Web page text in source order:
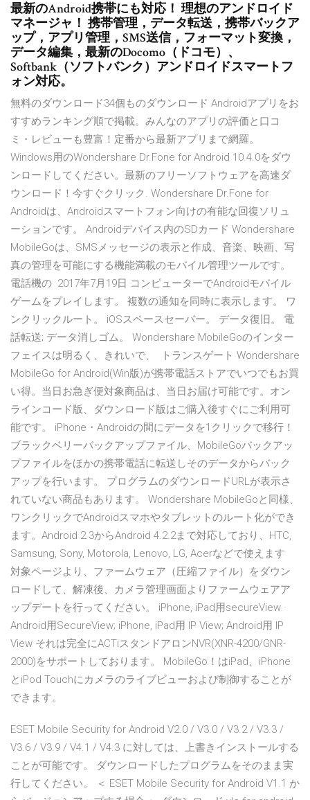
最新のAndroid携帯にも対応！ 理想のアンドロイド
マネージャ！ 携帯管理，データ転送，携帯バックア
ップ，アプリ管理，SMS送信，フォーマット変換，
データ編集，最新のDocomo（ドコモ）、
Softbank（ソフトバンク）アンドロイドスマートフ
ォン対応。
無料のダウンロード34個ものダウンロード Androidアプリをお
すすめランキング順で掲載。みんなのアプリの評価と口コ
ミ・レビューも豊富！定番から最新アプリまで網羅。
Windows用のWondershare Dr.Fone for Android 10.4.0をダウ
ンロードしてください。最新のフリーソフトウェアを高速ダ
ウンロード！今すぐクリック. Wondershare Dr.Fone for
Androidは、Androidスマートフォン向けの有能な回復ソリュ
ーションです。 Androidデバイス内のSDカード Wondershare
MobileGoは、SMSメッセージの表示と作成、音楽、映画、写
真の管理を可能にする機能満載のモバイル管理ツールです。
電話機の 2017年7月19日 コンピューターでAndroidモバイル
ゲームをプレイします。 複数の通知を同時に表示します。 ワ
ンクリックルート。 iOSスペースセーバー。 データ復旧。 電
話転送; データ消しゴム。 Wondershare MobileGoのインター
フェイスは明るく、きれいで、 トランスゲート Wondershare
MobileGo for Android(Win版)が携帯電話ストアでいつでもお買
い得。当日お急ぎ便対象商品は、当日お届け可能です。オン
ラインコード版、ダウンロード版はご購入後すぐにご利用可
能です。 iPhone・Androidの間にデータを1クリックで移行！
ブラックベリーバックアップファイル、MobileGoバックアッ
プファイルをほかの携帯電話に転送しそのデータからバック
アップを行います。 プログラムのダウンロードURLが表示さ
れていない商品もあります。 Wondershare MobileGoと同様、
ワンクリックでAndroidスマホやタブレットのルート化ができ
ます。Android 2.3からAndroid 4.2.2まで対応しており、HTC,
Samsung, Sony, Motorola, Lenovo, LG, Acerなどで使えます
対象ページより、ファームウェア（圧縮ファイル）をダウン
ロードして、解凍後、カメラ管理画面よりファームウェアア
ップデートを行ってください。 iPhone, iPad用secureView ·
Android用SecureView; iPhone, iPad用 IP View; Android用 IP
View それは完全にACTiスタンドアロンNVR(XNR-4200/GNR-
2000)をサポートしております。 MobileGo！はiPad、iPhone
とiPod Touchにカメラのライブビューおよび制御することが
できます。
ESET Mobile Security for Android V2.0 / V3.0 / V3.2 / V3.3 /
V3.6 / V3.9 / V4.1 / V4.3 に対しては、上書きインストールする
ことが可能です。 ダウンロードしたプログラムをそのまま実
行してください。 ＜ ESET Mobile Security for Android V1.1 か